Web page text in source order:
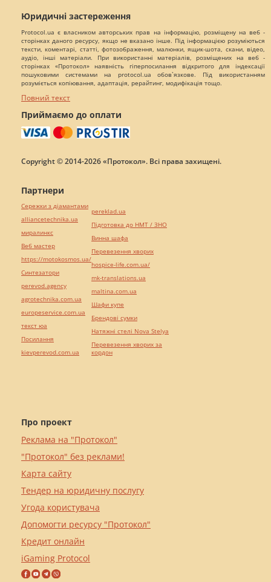
Юридичні застереження
Protocol.ua є власником авторських прав на інформацію, розміщену на веб -
сторінках даного ресурсу, якщо не вказано інше. Під інформацією розуміються
тексти, коментарі, статті, фотозображення, малюнки, ящик-шота, скани, відео,
аудіо, інші матеріали. При використанні матеріалів, розміщених на веб -
сторінках «Протокол» наявність гіперпосилання відкритого для індексації
пошуковими системами на protocol.ua обов`язкове. Під використанням
розуміється копіювання, адаптація, рерайтинг, модифікація тощо.
Повний текст
Приймаємо до оплати
Copyright © 2014-2026 «Протокол». Всі права захищені.
Про проект
Реклама на "Протокол"
"Протокол" без реклами!
Карта сайту
Тендер на юридичну послугу
Угода користувача
Допомогти ресурсу "Протокол"
Кредит онлайн
iGaming Protocol
Партнери
Сережки з діамантами
alliancetechnika.ua
миралинкс
Веб мастер
https://motokosmos.ua/
Синтезатори
perevod.agency
agrotechnika.com.ua
europeservice.com.ua
текст юа
Посилання
kievperevod.com.ua
pereklad.ua
Підготовка до НМТ / ЗНО
Винна шафа
Перевезення хворих
hospice-life.com.ua/
mk-translations.ua
maltina.com.ua
Шафи купе
Брендові сумки
Натяжні стелі Nova Stelya
Перевезення хворих за
кордон